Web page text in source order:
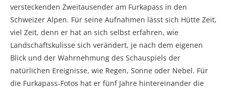
versteckenden Zweitausender am Furkapass in den
Schweizer Alpen. Für seine Aufnahmen lässt sich Hütte Zeit,
viel Zeit, denn er hat an sich selbst erfahren, wie
Landschaftskulisse sich verändert, je nach dem eigenen
Blick und der Wahrnehmung des Schauspiels der
natürlichen Ereignisse, wie Regen, Sonne oder Nebel. Für
die Furkapass-Fotos hat er fünf Jahre hintereinander die